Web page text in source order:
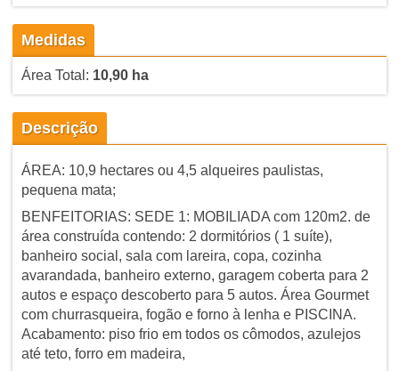
Medidas
Área Total: 10,90 ha
Descrição
ÁREA: 10,9 hectares ou 4,5 alqueires paulistas,
pequena mata;
BENFEITORIAS: SEDE 1: MOBILIADA com 120m2. de
área construída contendo: 2 dormitórios ( 1 suíte),
banheiro social, sala com lareira, copa, cozinha
avarandada, banheiro externo, garagem coberta para 2
autos e espaço descoberto para 5 autos. Área Gourmet
com churrasqueira, fogão e forno à lenha e PISCINA.
Acabamento: piso frio em todos os cômodos, azulejos
até teto, forro em madeira,